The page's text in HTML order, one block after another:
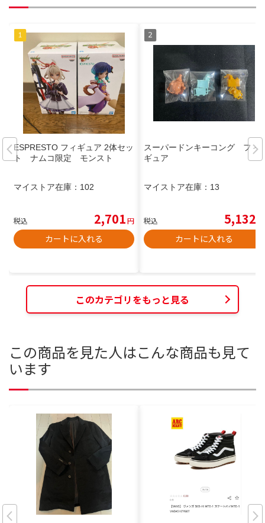
ESPRESTO フィギュア 2体セッ
ト ナムコ限定 モンスト
マイストア在庫： 102
税込 2,701円
カートに入れる
スーパードンキーコング フィ
ギュア
マイストア在庫： 13
税込 5,132
カートに入れる
このカテゴリをもっと見る
この商品を見た人はこんな商品も見て
います